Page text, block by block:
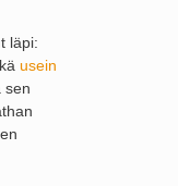
läpi:
usein
sen